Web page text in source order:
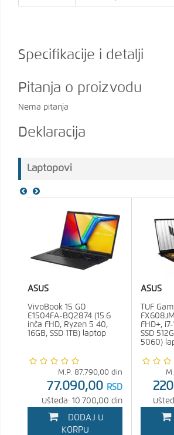
Specifikacije i detalji
Pitanja o proizvodu
Nema pitanja
Deklaracija
Laptopovi
ASUS
VivoBook 15 GO
E1504FA-BQ2874 (15.6
inča FHD, Ryzen 5 40,
16GB, SSD 1TB) laptop
M.P. 87.790,00 din
77.090,00 RSD
Ušteda: 10.700,00 din
DODAJ U
KORPU
ASUS
TUF
FHD+,
SSD
5060)